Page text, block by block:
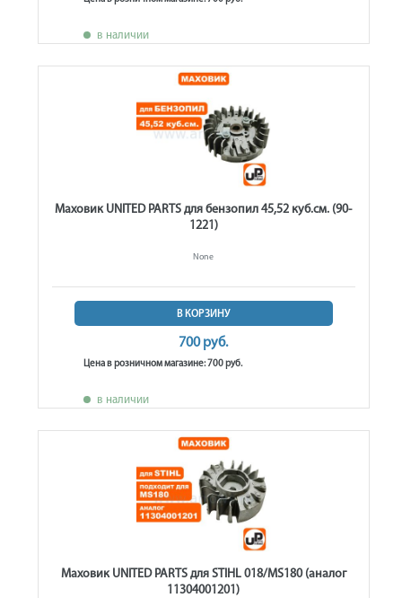
в наличии
Маховик UNITED PARTS для бензопил 45,52 куб.см. (90-
1221)
None
В КОРЗИНУ
700 руб.
Цена в розничном магазине: 700 руб.
в наличии
Маховик UNITED PARTS для STIHL 018/MS180 (аналог
11304001201)